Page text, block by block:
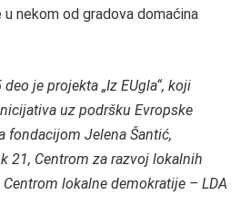
nekom od gradova domaćina
je projekta „Iz EUgla“, koji
uz podršku Evropske
fondacijom Jelena Šantić,
21, Centrom za razvoj lokalnih
lokalne demokratije – LDA